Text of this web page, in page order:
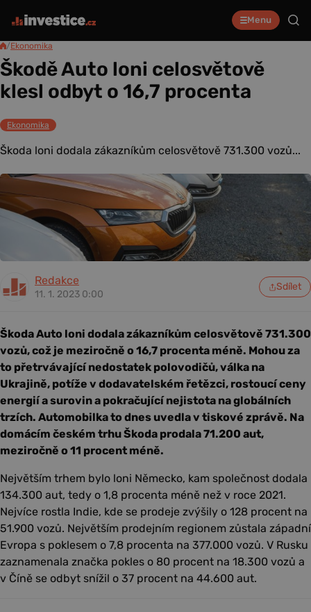
Menu
/Ekonomika
Škodě Auto loni celosvětově
klesl odbyt o 16,7 procenta
Ekonomika
Škoda loni dodala zákazníkům celosvětově 731.300 vozů...
Redakce
11. 1. 2023 0:00
Sdílet
Škoda Auto loni dodala zákazníkům celosvětově 731.300
vozů, což je meziročně o 16,7 procenta méně. Mohou za
to přetrvávající nedostatek polovodičů, válka na
Ukrajině, potíže v dodavatelském řetězci, rostoucí ceny
energií a surovin a pokračující nejistota na globálních
trzích. Automobilka to dnes uvedla v tiskové zprávě. Na
domácím českém trhu Škoda prodala 71.200 aut,
meziročně o 11 procent méně.
Největším trhem bylo loni Německo, kam společnost dodala
134.300 aut, tedy o 1,8 procenta méně než v roce 2021.
Nejvíce rostla Indie, kde se prodeje zvýšily o 128 procent na
51.900 vozů. Největším prodejním regionem zůstala západní
Evropa s poklesem o 7,8 procenta na 377.000 vozů. V Rusku
zaznamenala značka pokles o 80 procent na 18.300 vozů a
v Číně se odbyt snížil o 37 procent na 44.600 aut.